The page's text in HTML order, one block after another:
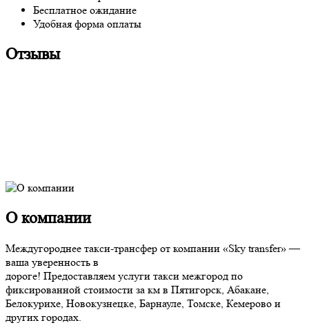
Бесплатное ожидание
Удобная форма оплаты
Отзывы
О компании
Междугороднее такси-трансфер от компании «Sky transfer» —
ваша уверенность в
дороге! Предоставляем услуги такси межгород по
фиксированной стоимости за км в Пятигорск, Абакане,
Белокурихе, Новокузнецке, Барнауле, Томске, Кемерово и
других городах.